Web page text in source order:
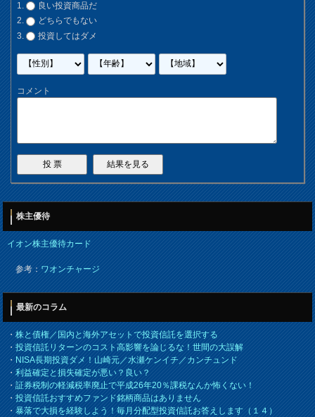
良い投資商品だ
どちらでもない
投資してはダメ
コメント
株主優待
イオン株主優待カード
参考：ワオンチャージ
最新のコラム
・株と債権／国内と海外アセットで投資信託を選択する
・投資信託リターンのコスト高影響を論じるな！世間の大誤解
・NISA長期投資ダメ！山崎元／水瀬ケンイチ／カンチュンド
・利益確定と損失確定が悪い？良い？
・証券税制の軽減税率廃止で平成26年20％課税なんか怖くない！
・投資信託おすすめファンド銘柄商品はありません
・暴落で大損を経験しよう！毎月分配型投資信託お答えします（１４）